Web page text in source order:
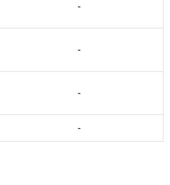
-
-
-
-